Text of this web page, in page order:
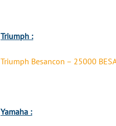
Triumph :
Triumph Besancon – 25000
Yamaha :